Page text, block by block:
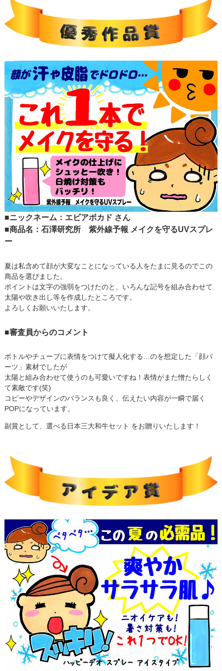
■ニックネーム：エビアボカド さん
■商品名：石澤研究所 紫外線予報 メイクを守るUVスプレ
ー
夏は私含めて顔が大変なことになっている人をたまに見るのでこの
商品を選びました。
ポイントは文字の強弱をつけたのと、いろんな記号を組み合わせて
太陽や吹き出し等を作成したところです。
よろしくお願いいたします。
■審査員からのコメント
ボトルやチューブに表情をつけて擬人化する…のを想定した「顔パ
ーツ」素材でしたが
太陽と組み合わせて使うのも可愛いですね！表情がまた憎たらしく
て素敵です(笑)
コピーやデザインのバランスも良く、伝えたい内容が一瞬で届く
POPになっています。
副賞として、選べる日本三大和牛セット をお贈りいたします！